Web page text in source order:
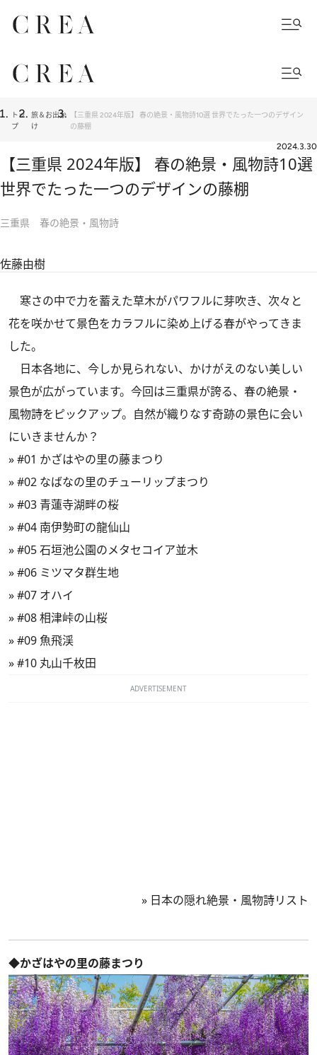
トッ
プ
旅＆お出か
け
【三重県 2024年版】 春の絶景・風物詩10選 世界でたった一つのデザイン
の藤棚
2024.3.30
【三重県 2024年版】 春の絶景・風物詩10選
世界でたった一つのデザインの藤棚
三重県 春の絶景・風物詩
佐藤由樹
寒さの中で力を蓄えた草木がパワフルに芽吹き、次々と
花を咲かせて景色をカラフルに染め上げる春がやってきま
した。
日本各地に、今しか見られない、かけがえのない美しい
景色が広がっています。今回は三重県が誇る、春の絶景・
風物詩をピックアップ。自然が織りなす奇跡の景色に会い
にいきませんか？
»#01 かざはやの里の藤まつり
»#02 なばなの里のチューリップまつり
»#03 青蓮寺湖畔の桜
»#04 南伊勢町の龍仙山
»#05 石垣池公園のメタセコイア並木
»#06 ミツマタ群生地
»#07 オハイ
»#08 相津峠の山桜
»#09 魚飛渓
»#10 丸山千枚田
ADVERTISEMENT
» 日本の隠れ絶景・風物詩リスト
◆かざはやの里の藤まつり